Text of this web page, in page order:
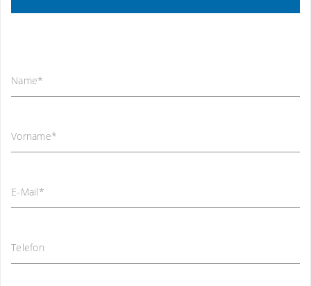
Name*
Vorname*
E-Mail*
Telefon